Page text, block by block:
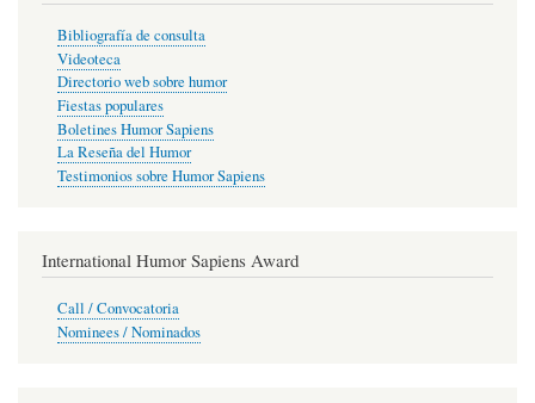
Bibliografía de consulta
Videoteca
Directorio web sobre humor
Fiestas populares
Boletines Humor Sapiens
La Reseña del Humor
Testimonios sobre Humor Sapiens
International Humor Sapiens Award
Call / Convocatoria
Nominees / Nominados